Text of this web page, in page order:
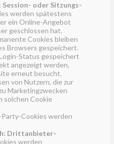
oder Sitzungs-
werden spätestens
ein Online-Angebot
geschlossen hat.
Cookies bleiben
Browsers gespeichert.
Status gespeichert
angezeigt werden,
erneut besucht.
von Nutzern, die zur
Marketingzwecken
solchen Cookie
Party-Cookies werden
Drittanbieter-
werden